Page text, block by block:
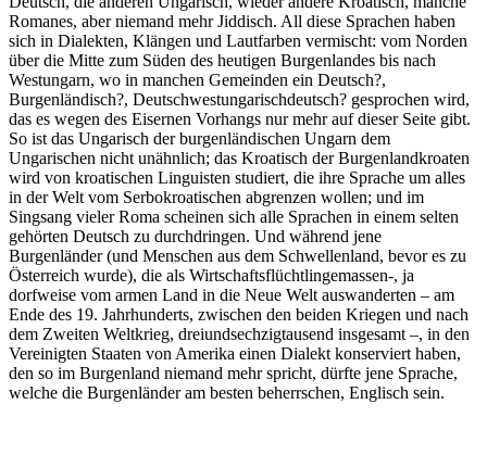
Romanes, aber niemand mehr Jiddisch. All diese Sprachen haben
sich in Dialekten, Klängen und Lautfarben vermischt: vom Norden
über die Mitte zum Süden des heutigen Burgenlandes bis nach
Westungarn, wo in manchen Gemeinden ein Deutsch?,
Burgenländisch?, Deutschwestungarischdeutsch? gesprochen wird,
das es wegen des Eisernen Vorhangs nur mehr auf dieser Seite gibt.
So ist das Ungarisch der burgenländischen Ungarn dem
Ungarischen nicht unähnlich; das Kroatisch der Burgenlandkroaten
wird von kroatischen Linguisten studiert, die ihre Sprache um alles
in der Welt vom Serbokroatischen abgrenzen wollen; und im
Singsang vieler Roma scheinen sich alle Sprachen in einem selten
gehörten Deutsch zu durchdringen. Und während jene
Burgenländer (und Menschen aus dem Schwellenland, bevor es zu
Österreich wurde), die als Wirtschaftsflüchtlingemassen-, ja
dorfweise vom armen Land in die Neue Welt auswanderten – am
Ende des 19. Jahrhunderts, zwischen den beiden Kriegen und nach
dem Zweiten Weltkrieg, dreiundsechzigtausend insgesamt –, in den
Vereinigten Staaten von Amerika einen Dialekt konserviert haben,
den so im Burgenland niemand mehr spricht, dürfte jene Sprache,
welche die Burgenländer am besten beherrschen, Englisch sein.